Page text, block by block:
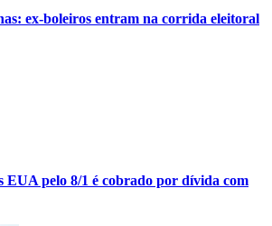
ex-boleiros entram na corrida eleitoral
EUA pelo 8/1 é cobrado por dívida com